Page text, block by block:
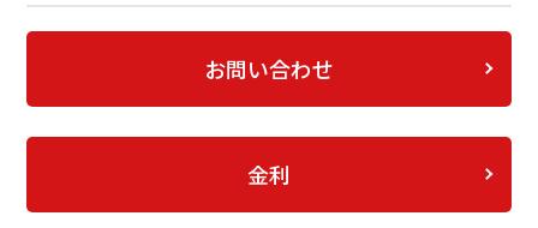
お問い合わせ
金利